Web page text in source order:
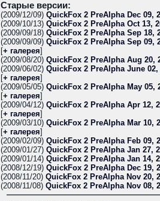
Старые версии:
(2009/12/09) QuickFox 2 PreAlpha Dec 09,
(2009/10/13) QuickFox 2 PreAlpha Oct 13,
(2009/09/18) QuickFox 2 PreAlpha Sep 18,
(2009/09/09) QuickFox 2 PreAlpha Sep 09,
[+ галерея]
(2009/08/20) QuickFox 2 PreAlpha Aug 20,
(2009/06/02) QuickFox 2 PreAlpha June 02,
[+ галерея]
(2009/05/05) QuickFox 2 PreAlpha May 05,
[+ галерея]
(2009/04/12) QuickFox 2 PreAlpha Apr 12,
[+ галерея]
(2009/03/10) QuickFox 2 PreAlpha Mar 10,
[+ галерея]
(2009/02/09) QuickFox 2 PreAlpha Feb 09,
(2009/01/27) QuickFox 2 PreAlpha Jan 27,
(2009/01/14) QuickFox 2 PreAlpha Jan 14,
(2008/12/19) QuickFox 2 PreAlpha Dec 19,
(2008/11/20) QuickFox 2 PreAlpha Nov 20,
(2008/11/08) QuickFox 2 PreAlpha Nov 08,